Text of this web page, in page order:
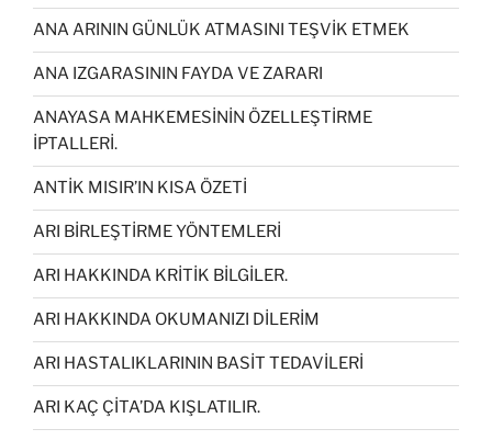
ANA ARININ GÜNLÜK ATMASINI TEŞVİK ETMEK
ANA IZGARASININ FAYDA VE ZARARI
ANAYASA MAHKEMESİNİN ÖZELLEŞTİRME
İPTALLERİ.
ANTİK MISIR’IN KISA ÖZETİ
ARI BİRLEŞTİRME YÖNTEMLERİ
ARI HAKKINDA KRİTİK BİLGİLER.
ARI HAKKINDA OKUMANIZI DİLERİM
ARI HASTALIKLARININ BASİT TEDAVİLERİ
ARI KAÇ ÇİTA’DA KIŞLATILIR.